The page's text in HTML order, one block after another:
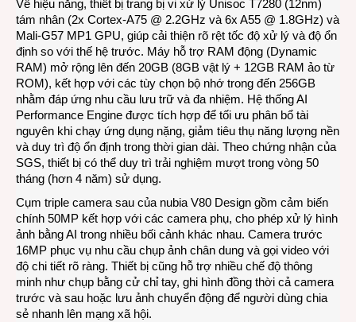
Về hiệu năng, thiết bị trang bị vi xử lý Unisoc T7280 (12nm)
tám nhân (2x Cortex-A75 @ 2.2GHz và 6x A55 @ 1.8GHz) và
Mali-G57 MP1 GPU, giúp cải thiện rõ rệt tốc độ xử lý và độ ổn
định so với thế hệ trước. Máy hỗ trợ RAM động (Dynamic
RAM) mở rộng lên đến 20GB (8GB vật lý + 12GB RAM ảo từ
ROM), kết hợp với các tùy chọn bộ nhớ trong đến 256GB
nhằm đáp ứng nhu cầu lưu trữ và đa nhiệm. Hệ thống AI
Performance Engine được tích hợp để tối ưu phân bổ tài
nguyên khi chạy ứng dụng nặng, giảm tiêu thụ năng lượng nền
và duy trì độ ổn định trong thời gian dài. Theo chứng nhận của
SGS, thiết bị có thể duy trì trải nghiệm mượt trong vòng 50
tháng (hơn 4 năm) sử dụng.
Cụm triple camera sau của nubia V80 Design gồm cảm biến
chính 50MP kết hợp với các camera phụ, cho phép xử lý hình
ảnh bằng AI trong nhiều bối cảnh khác nhau. Camera trước
16MP phục vụ nhu cầu chụp ảnh chân dung và gọi video với
độ chi tiết rõ ràng. Thiết bị cũng hỗ trợ nhiều chế độ thông
minh như chụp bằng cử chỉ tay, ghi hình đồng thời cả camera
trước và sau hoặc lưu ảnh chuyển động để người dùng chia
sẻ nhanh lên mạng xã hội.